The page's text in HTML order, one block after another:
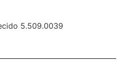
5.509.0039